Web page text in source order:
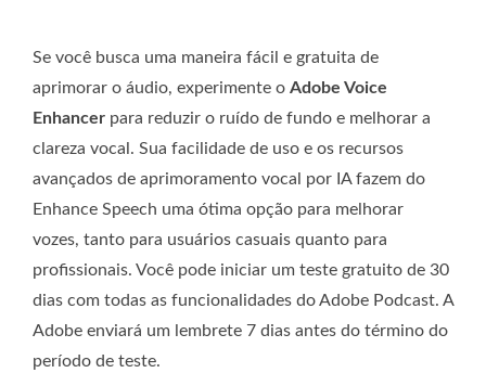
Se você busca uma maneira fácil e gratuita de
aprimorar o áudio, experimente o Adobe Voice
Enhancer para reduzir o ruído de fundo e melhorar a
clareza vocal. Sua facilidade de uso e os recursos
avançados de aprimoramento vocal por IA fazem do
Enhance Speech uma ótima opção para melhorar
vozes, tanto para usuários casuais quanto para
profissionais. Você pode iniciar um teste gratuito de 30
dias com todas as funcionalidades do Adobe Podcast. A
Adobe enviará um lembrete 7 dias antes do término do
período de teste.